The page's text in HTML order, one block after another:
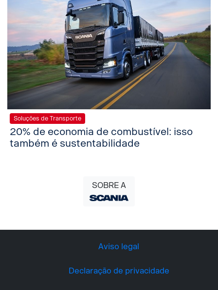
Soluções de Transporte
20% de economia de combustível: isso
também é sustentabilidade
SOBRE A
Aviso legal
Declaração de privacidade